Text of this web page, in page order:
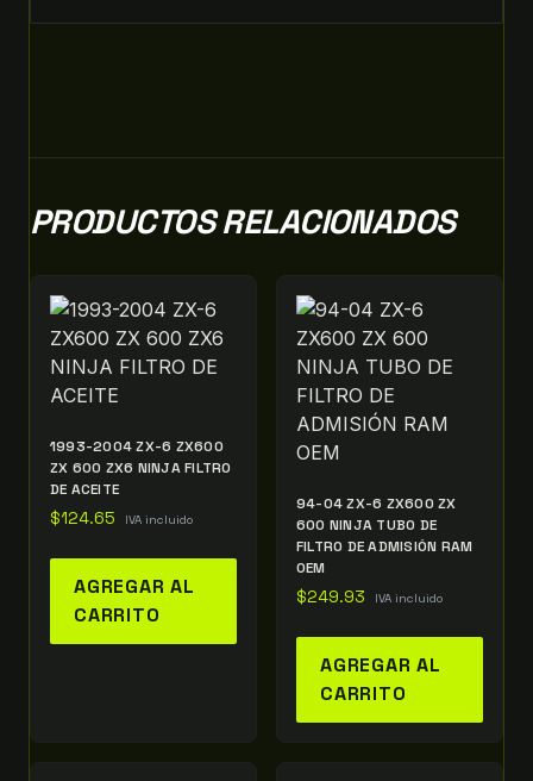
PRODUCTOS RELACIONADOS
1993-2004 ZX-6 ZX600
ZX 600 ZX6 NINJA FILTRO
DE ACEITE
$124.65 IVA incluido
AGREGAR AL
CARRITO
94-04 ZX-6 ZX600 ZX
600 NINJA TUBO DE
FILTRO DE ADMISIÓN RAM
OEM
$249.93 IVA incluido
AGREGAR AL
CARRITO